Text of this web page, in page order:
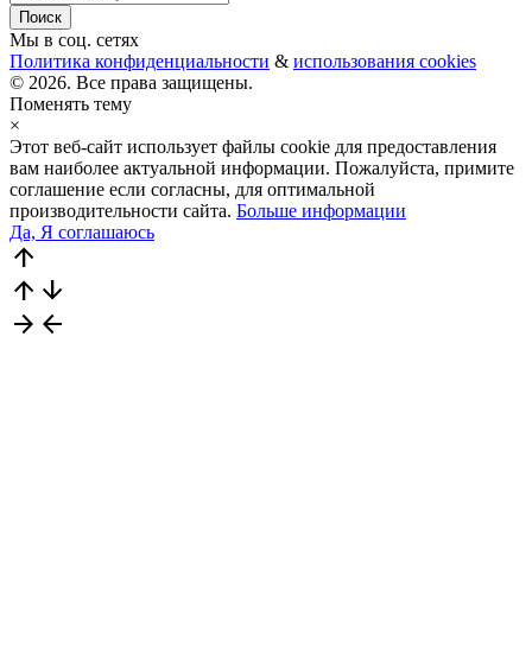
Мы в соц. сетях
Политика конфиденциальности & использования cookies
© 2026. Все права защищены.
Поменять тему
×
Этот веб-сайт использует файлы cookie для предоставления
вам наиболее актуальной информации. Пожалуйста, примите
соглашение если согласны, для оптимальной
производительности сайта. Больше информации
Да, Я соглашаюсь
arrow_upward
arrow_upward arrow_downward
arrow_forward arrow_back